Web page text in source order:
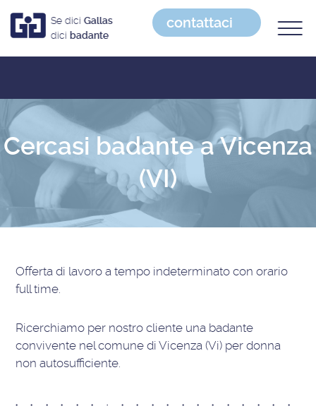
Se dici Gallas
dici badante
contattaci
Cercasi badante a Vicenza
(VI)
Offerta di lavoroa tempo indeterminato con orario
full time
Ricerchiamo per nostro cliente una badante
convivente nel comune di Vicenza (Vi) per donna
non autosufficiente.